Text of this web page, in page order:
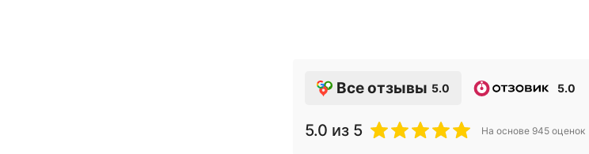
Все отзывы 5.0 5.0
5.0 из 5 На основе 945 оценок